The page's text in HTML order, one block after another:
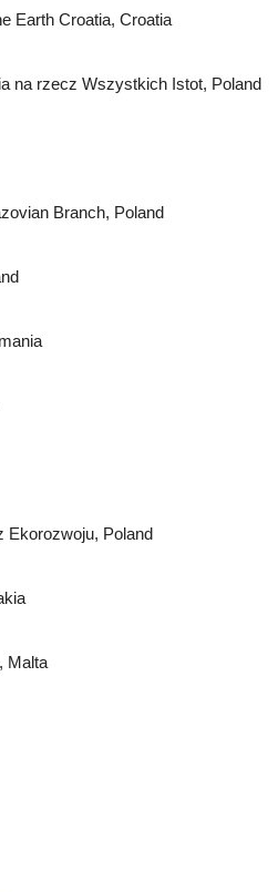
Earth Croatia, Croatia
na rzecz Wszystkich Istot, Poland
Branch, Poland
Ekorozwoju, Poland
Malta